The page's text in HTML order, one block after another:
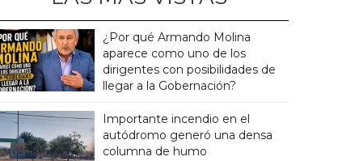
¿Por qué Armando Molina
aparece como uno de los
dirigentes con posibilidades de
llegar a la Gobernación?
Importante incendio en el
autódromo generó una densa
columna de humo